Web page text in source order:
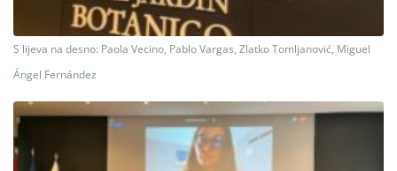
S lijeva na desno: Paola Vecino, Pablo Vargas, Zlatko Tomljanović, Miguel
Ángel Fernández